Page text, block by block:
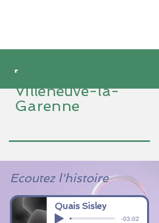
Patrimoine de
Villeneuve-la-
Garenne
Ecoutez l'histoire
Quais Sisley
-03:02